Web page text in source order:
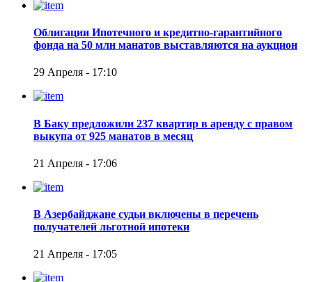
Облигации Ипотечного и кредитно-гарантийного
фонда на 50 млн манатов выставляются на аукцион
29 Апреля - 17:10
В Баку предложили 237 квартир в аренду с правом
выкупа от 925 манатов в месяц
21 Апреля - 17:06
В Азербайджане судьи включены в перечень
получателей льготной ипотеки
21 Апреля - 17:05